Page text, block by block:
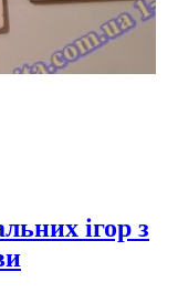
ігор з